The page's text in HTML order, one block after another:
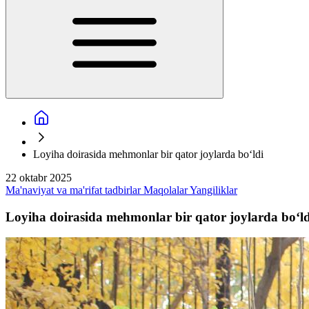
Loyiha doirasida mehmonlar bir qator joylarda bo‘ldi
22 oktabr 2025
Ma'naviyat va ma'rifat tadbirlarMaqolalarYangiliklar
Loyiha doirasida mehmonlar bir qator joylarda